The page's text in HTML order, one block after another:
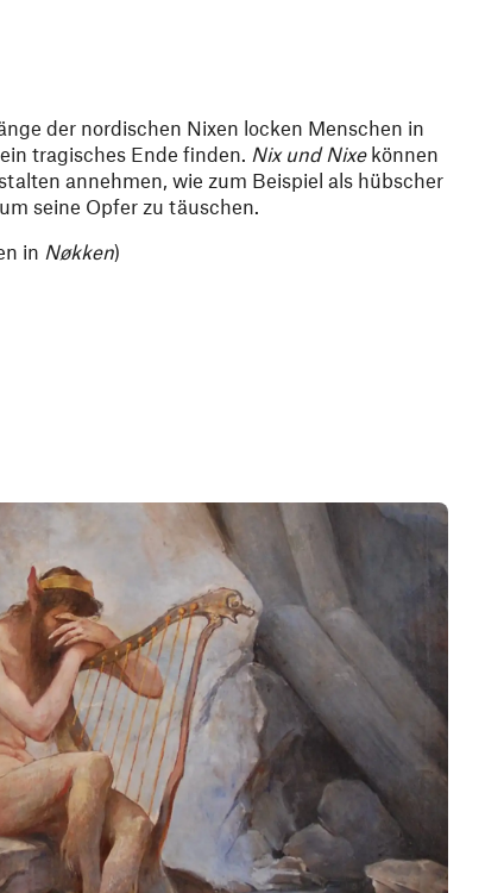
der nordischen Nixen locken Menschen in
tragisches Ende finden. Nix und Nixekönnen
annehmen, wie zum Beispiel als hübscher
seine Opfer zu täuschen.
in Nøkken)